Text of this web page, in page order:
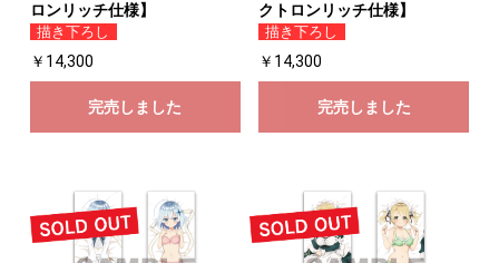
ロンリッチ仕様】
描き下ろし
￥14,300
完売しました
クトロンリッチ仕様】
描き下ろし
￥14,300
完売しました